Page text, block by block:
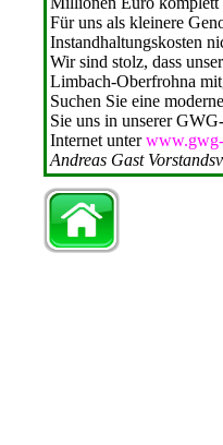
Für uns als kleinere
Instandhaltungskosten
Wir sind stolz, dass
Limbach-Oberfrohna
Suchen Sie eine
Sie uns in unserer
Inter­net unter
Andreas Gast